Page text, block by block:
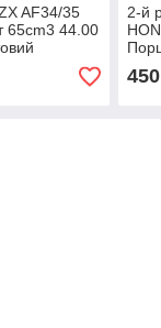
AF34/35
65cm3 44.00
MSU —
2-й
450